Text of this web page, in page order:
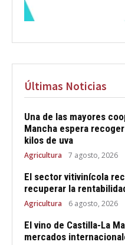
Últimas Noticias
Una de las mayores
Mancha espera
kilos de uva
Agricultura 7 agosto, 2026
El sector vitivinícola
recuperar la
Agricultura 6 agosto, 2026
El vino de Castilla-La
mercados